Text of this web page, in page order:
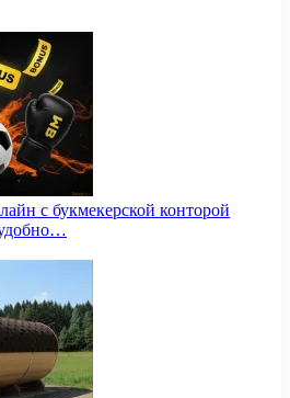
с букмекерской конторой